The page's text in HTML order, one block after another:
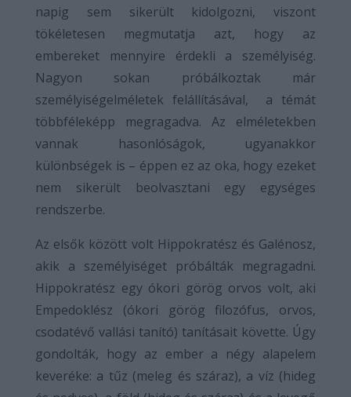
napig sem sikerült kidolgozni, viszont
tökéletesen megmutatja azt, hogy az
embereket mennyire érdekli a személyiség.
Nagyon sokan próbálkoztak már
személyiségelméletek felállításával, a témát
többféleképp megragadva. Az elméletekben
vannak hasonlóságok, ugyanakkor
különbségek is – éppen ez az oka, hogy ezeket
nem sikerült beolvasztani egy egységes
rendszerbe.
Az elsők között volt Hippokratész és Galénosz,
akik a személyiséget próbálták megragadni.
Hippokratész egy ókori görög orvos volt, aki
Empedoklész (ókori görög filozófus, orvos,
csodatévő vallási tanító) tanításait követte. Úgy
gondolták, hogy az ember a négy alapelem
keveréke: a tűz (meleg és száraz), a víz (hideg